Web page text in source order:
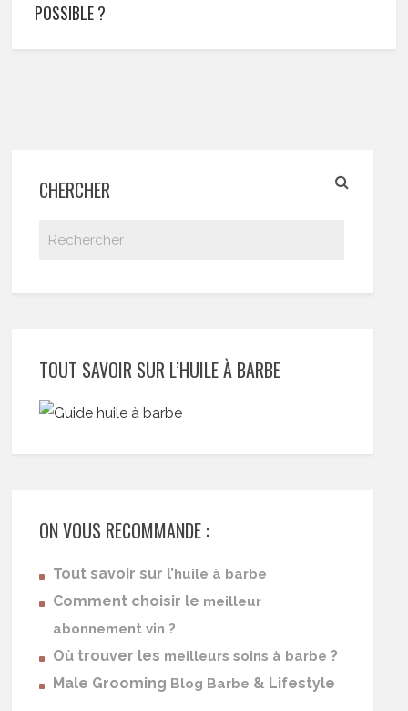
POSSIBLE ?
CHERCHER
TOUT SAVOIR SUR L’HUILE À BARBE
ON VOUS RECOMMANDE :
Tout savoir sur l’huile à barbe
Comment choisir le meilleur
abonnement vin ?
Où trouver les meilleurs soins à barbe ?
Male Grooming Blog Barbe & Lifestyle